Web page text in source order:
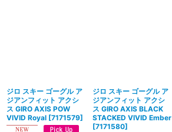
ジロ スキー ゴーグル ア
ジアンフィット アクシ
ス GIRO AXIS POW
VIVID Royal [7171579]
ジロ スキー ゴーグル ア
ジアンフィット アクシ
ス GIRO AXIS BLACK
STACKED VIVID Ember
[7171580]